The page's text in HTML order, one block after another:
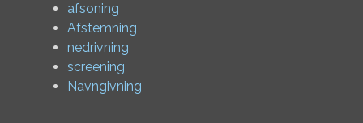
afsoning
Afstemning
nedrivning
screening
Navngivning